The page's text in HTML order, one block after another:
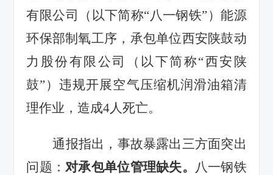
有限公司（以下简称“八一钢铁”）能源
环保部制氧工序，承包单位西安陕鼓动
力股份有限公司（以下简称“西安陕
鼓”）违规开展空气压缩机润滑油箱清
理作业，造成4人死亡。
通报指出，事故暴露出三方面突出
问题：对承包单位管理缺失。 八一钢铁